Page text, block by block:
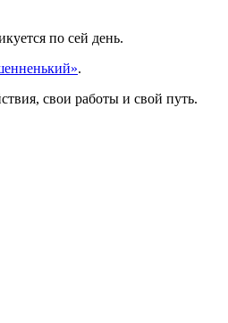
по сей день.
.
свои работы и свой путь.